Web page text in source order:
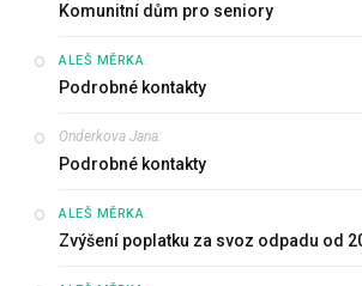
Komunitní dům pro seniory
ALEŠ MĚRKA:
Podrobné kontakty
Onderkova Jana:
Podrobné kontakty
ALEŠ MĚRKA:
Zvýšení poplatku za svoz odpadu od